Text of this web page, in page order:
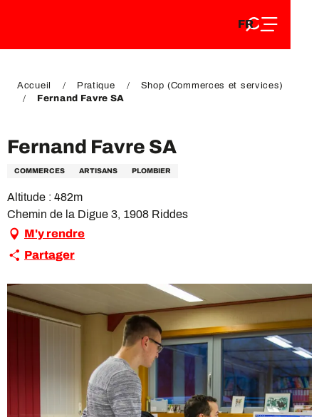
DE
FR
EN
Accueil Pratique
Shop (Commerces et services)
Fernand Favre SA
Fernand Favre SA
COMMERCES ARTISANS PLOMBIER
Altitude : 482m
Chemin de la Digue 3, 1908 Riddes
M'y rendre
Partager